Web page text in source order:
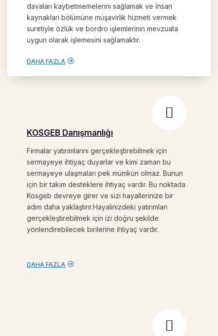
davaları kaybetmemelerini sağlamak ve İnsan
kaynakları bölümüne müşavirlik hizmeti vermek
suretiyle özlük ve bordro işlemlerinin mevzuata
uygun olarak işlemesini sağlamaktır.
DAHA FAZLA
KOSGEB Danışmanlığı
Firmalar yatırımlarını gerçekleştirebilmek için
sermayeye ihtiyaç duyarlar ve kimi zaman bu
sermayeye ulaşmaları pek mümkün olmaz. Bunun
için bir takım desteklere ihtiyaç vardır. Bu noktada
Kosgeb devreye girer ve sizi hayallerinize bir
adım daha yaklaştırır.Hayalinizdeki yatırımları
gerçekleştirebilmek için izi doğru şekilde
yönlendirebilecek birilerine ihtiyaç vardır.
DAHA FAZLA